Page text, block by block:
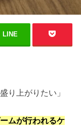
LINE
り上がりたい」
ムが行われるケ